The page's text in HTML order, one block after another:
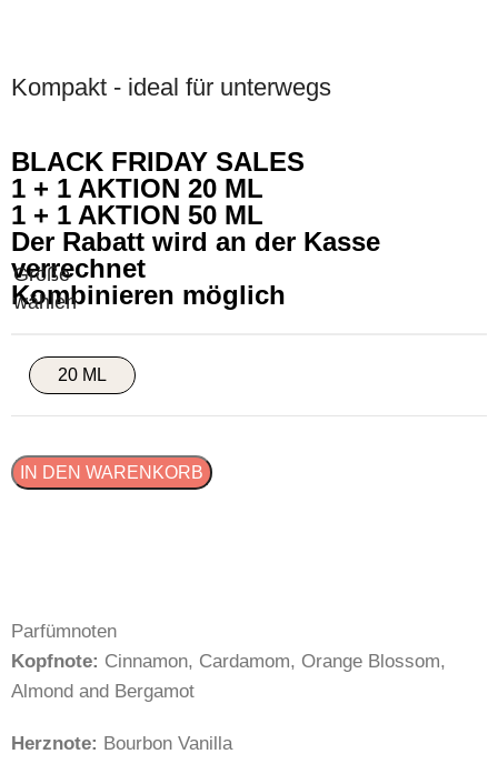
Kompakt - ideal für unterwegs
BLACK FRIDAY SALES
1 + 1 AKTION 20 ML
1 + 1 AKTION 50 ML
Der Rabatt wird an der Kasse
verrechnet
Kombinieren möglich
20 ML
IN DEN WARENKORB
Parfümnoten
Kopfnote: Cinnamon, Cardamom, Orange Blossom,
Almond and Bergamot
Herznote: Bourbon Vanilla